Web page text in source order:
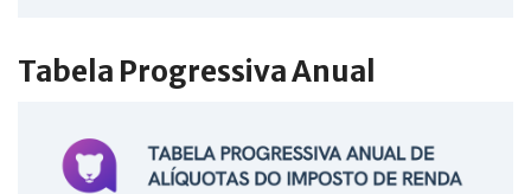
Tabela Progressiva Anual